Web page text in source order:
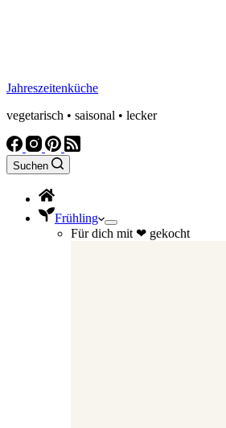
Jahreszeitenküche
vegetarisch • saisonal • lecker
Suchen
Frühling
Für dich mit ❤ gekocht